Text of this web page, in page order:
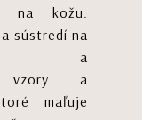
na kožu.
sústredí na
a
vzory a
maľuje